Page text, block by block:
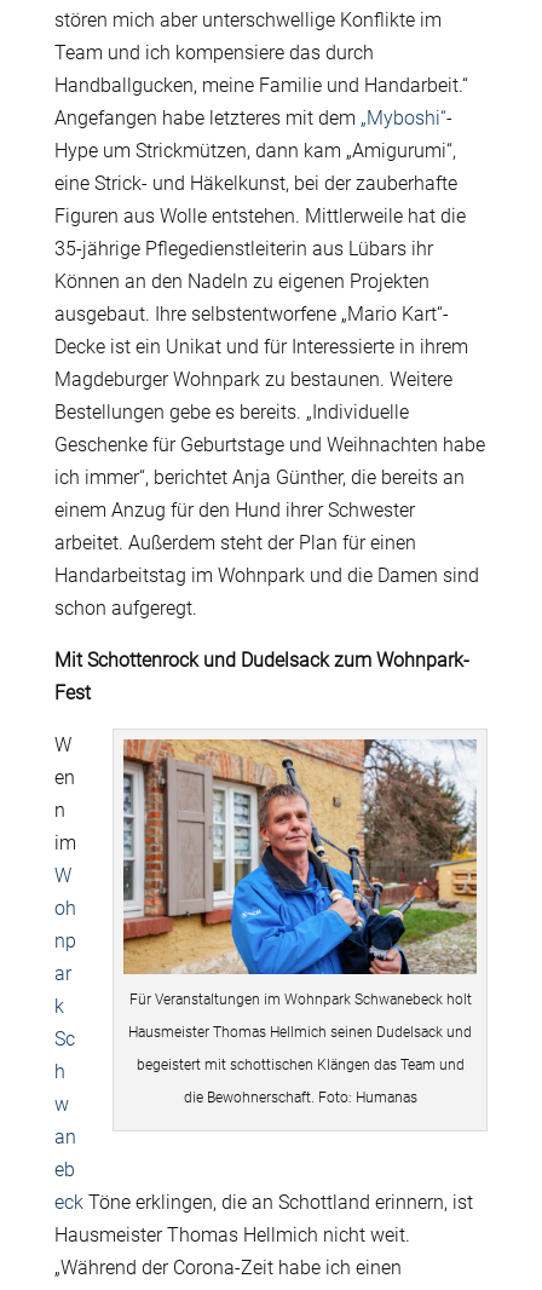
stören mich aber unterschwellige Konflikte im
Team und ich kompensiere das durch
Handballgucken, meine Familie und Handarbeit.“
Angefangen habe letzteres mit dem „Myboshi“-
Hype um Strickmützen, dann kam „Amigurumi“,
eine Strick- und Häkelkunst, bei der zauberhafte
Figuren aus Wolle entstehen. Mittlerweile hat die
35-jährige Pflegedienstleiterin aus Lübars ihr
Können an den Nadeln zu eigenen Projekten
ausgebaut. Ihre selbstentworfene „Mario Kart“-
Decke ist ein Unikat und für Interessierte in ihrem
Magdeburger Wohnpark zu bestaunen. Weitere
Bestellungen gebe es bereits. „Individuelle
Geschenke für Geburtstage und Weihnachten habe
ich immer“, berichtet Anja Günther, die bereits an
einem Anzug für den Hund ihrer Schwester
arbeitet. Außerdem steht der Plan für einen
Handarbeitstag im Wohnpark und die Damen sind
schon aufgeregt.
Mit Schottenrock und Dudelsack zum Wohnpark-
Fest
Für Veranstaltungen im Wohnpark Schwanebeck holt
Hausmeister Thomas Hellmich seinen Dudelsack und
begeistert mit schottischen Klängen das Team und
die Bewohnerschaft. Foto: Humanas
W
en
n
im
W
oh
np
ar
k
Sc
h
w
an
eb
eckTöne erklingen, die an Schottland erinnern, ist
Hausmeister Thomas Hellmich nicht weit.
„Während der Corona-Zeit habe ich einen